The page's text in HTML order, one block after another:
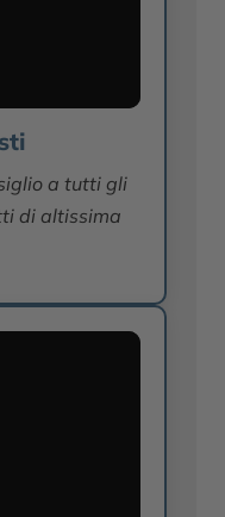
a tutti gli
di altissima